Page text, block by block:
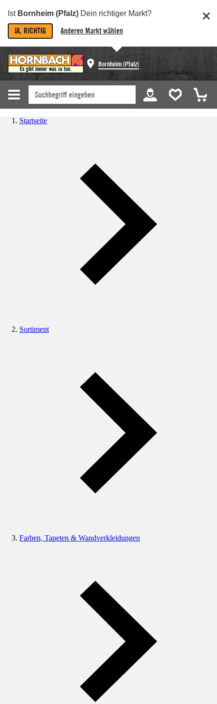
Ist Bornheim (Pfalz) Dein richtiger Markt?
JA, RICHTIG Anderen Markt wählen
Bornheim (Pfalz)
Startseite
Sortiment
Farben, Tapeten & Wandverkleidungen